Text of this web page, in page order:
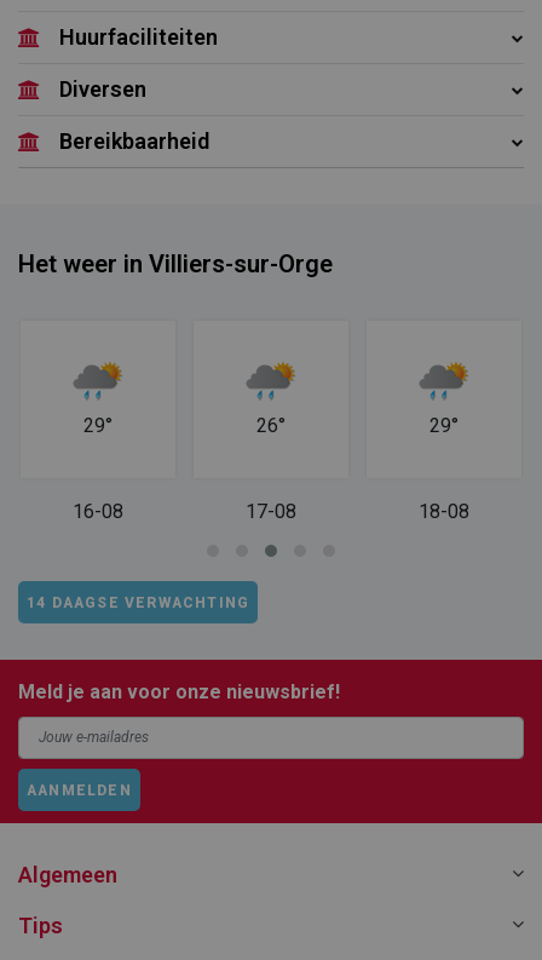
Huurfaciliteiten
Diversen
Bereikbaarheid
Het weer in Villiers-sur-Orge
29°
16-08
26°
17-08
29°
18-08
14 DAAGSE VERWACHTING
Meld je aan voor onze nieuwsbrief!
AANMELDEN
Algemeen
Tips